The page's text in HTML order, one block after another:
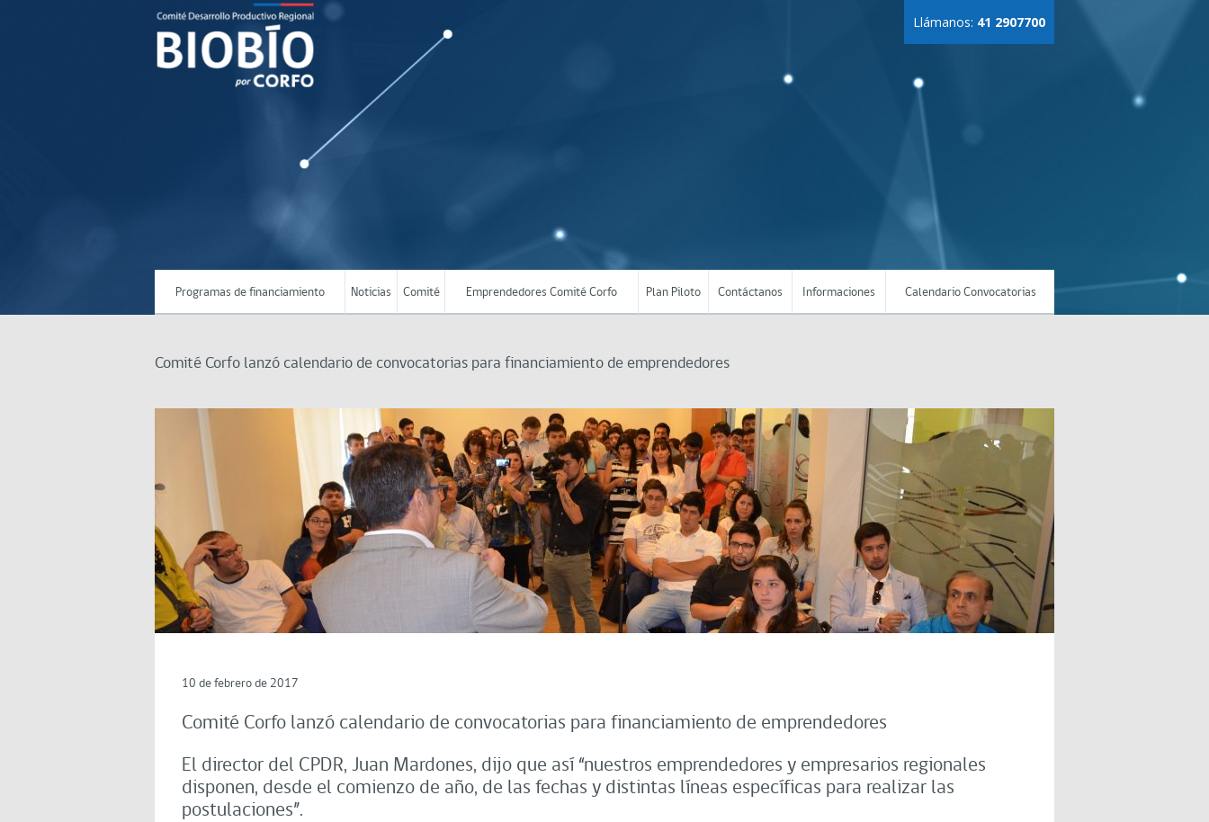
Programas de financiamiento Noticias Comité Emprendedores Comité Corfo Plan Piloto Contáctanos Informaciones Calendario Convocatorias
Llámanos: 41 2907700
Comité Corfo lanzó calendario de convocatorias para financiamiento de emprendedores
10 de febrero de 2017
Comité Corfo lanzó calendario de convocatorias para financiamiento de emprendedores
El director del CPDR, Juan Mardones, dijo que así “nuestros emprendedores y empresarios regionales
disponen, desde el comienzo de año, de las fechas y distintas líneas específicas para realizar las
postulaciones”.